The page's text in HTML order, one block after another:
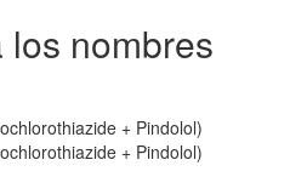
los nombres
+ Pindolol)
+ Pindolol)